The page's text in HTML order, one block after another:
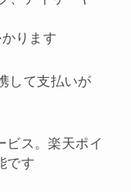
ります
して支払いが
ビス。楽天ポイ
です